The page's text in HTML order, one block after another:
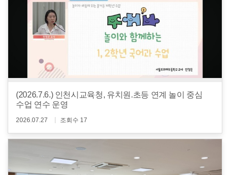
(2026.7.6.) 인천시교육청, 유치원.초등 연계 놀이 중심
수업 연수 운영
2026.07.27 조회수 17